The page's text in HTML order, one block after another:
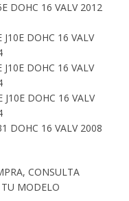
DOHC 16 VALV 2012
DOHC 16 VALV
DOHC 16 VALV
DOHC 16 VALV
DOHC 16 VALV 2008
CONSULTA
MODELO